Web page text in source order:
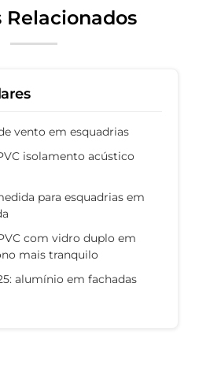
Relacionados
vento em esquadrias
isolamento acústico
para esquadrias em
com vidro duplo em
mais tranquilo
alumínio em fachadas